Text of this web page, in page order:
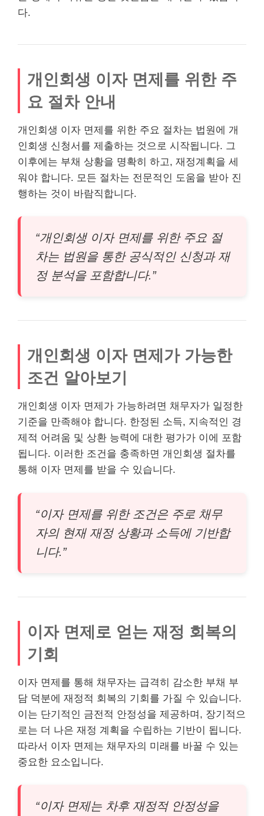
다.
개인회생 이자 면제를 위한 주
요 절차 안내
개인회생 이자 면제를 위한 주요 절차는 법원에 개
인회생 신청서를 제출하는 것으로 시작됩니다. 그
이후에는 부채 상황을 명확히 하고, 재정계획을 세
워야 합니다. 모든 절차는 전문적인 도움을 받아 진
행하는 것이 바람직합니다.
“개인회생 이자 면제를 위한 주요 절
차는 법원을 통한 공식적인 신청과 재
정 분석을 포함합니다.”
개인회생 이자 면제가 가능한
조건 알아보기
개인회생 이자 면제가 가능하려면 채무자가 일정한
기준을 만족해야 합니다. 한정된 소득, 지속적인 경
제적 어려움 및 상환 능력에 대한 평가가 이에 포함
됩니다. 이러한 조건을 충족하면 개인회생 절차를
통해 이자 면제를 받을 수 있습니다.
“이자 면제를 위한 조건은 주로 채무
자의 현재 재정 상황과 소득에 기반합
니다.”
이자 면제로 얻는 재정 회복의
기회
이자 면제를 통해 채무자는 급격히 감소한 부채 부
담 덕분에 재정적 회복의 기회를 가질 수 있습니다.
이는 단기적인 금전적 안정성을 제공하며, 장기적으
로는 더 나은 재정 계획을 수립하는 기반이 됩니다.
따라서 이자 면제는 채무자의 미래를 바꿀 수 있는
중요한 요소입니다.
“이자 면제는 차후 재정적 안정성을